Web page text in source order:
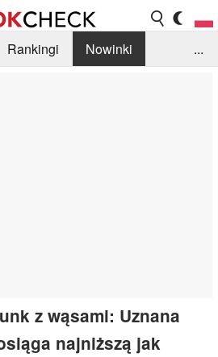
Rankingi
Nowinki
...
z wąsami: Uznana
najniższą jak